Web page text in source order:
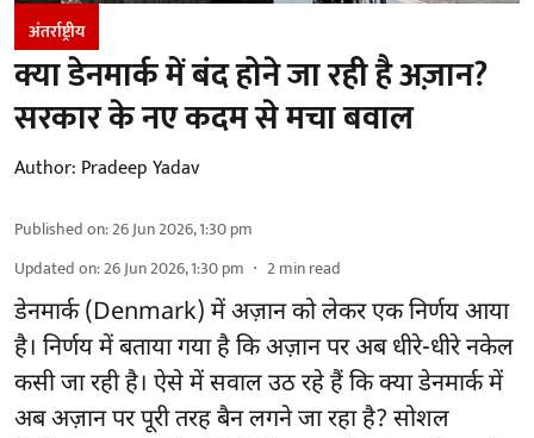
अंतर्राष्ट्रीय
क्या डेनमार्क में बंद होने जा रही है अज़ान?
सरकार के नए कदम से मचा बवाल
Author: Pradeep Yadav
Published on:26 Jun 2026, 1:30 pm
Updated on:26 Jun 2026, 1:30 pm 2min read
डेनमार्क (Denmark) में अज़ान को लेकर एक निर्णय आया
है। निर्णय में बताया गया है कि अज़ान पर अब धीरे-धीरे नकेल
कसी जा रही है। ऐसे में सवाल उठ रहे हैं कि क्या डेनमार्क में
अब अज़ान पर पूरी तरह बैन लगने जा रहा है? सोशल